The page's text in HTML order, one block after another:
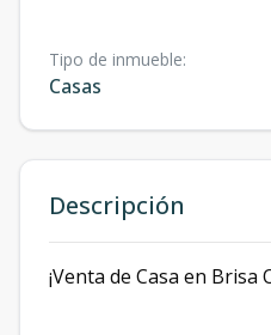
Tipo de inmueble:
Casas
Descripción
¡Venta de Casa en